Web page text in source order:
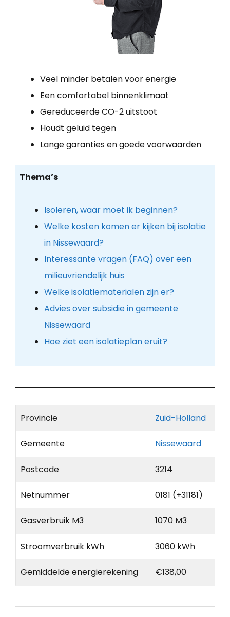
Veel minder betalen voor energie
Een comfortabel binnenklimaat
Gereduceerde CO-2 uitstoot
Houdt geluid tegen
Lange garanties en goede voorwaarden
Thema’s
Isoleren, waar moet ik beginnen?
Welke kosten komen er kijken bij isolatie
in Nissewaard?
Interessante vragen (FAQ) over een
milieuvriendelijk huis
Welke isolatiematerialen zijn er?
Advies over subsidie in gemeente
Nissewaard
Hoe ziet een isolatieplan eruit?
Provincie Zuid-Holland
Gemeente Nissewaard
Postcode 3214
Netnummer 0181 (+31181)
Gasverbruik M3 1070 M3
Stroomverbruik kWh 3060 kWh
Gemiddelde energierekening €138,00